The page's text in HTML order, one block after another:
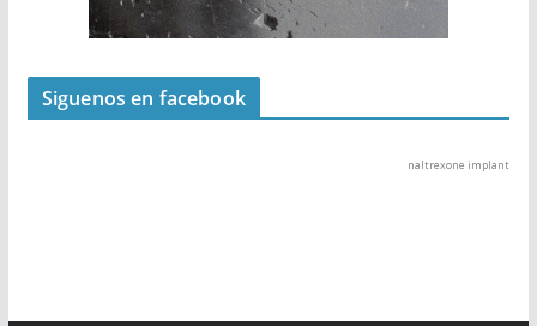
Siguenos en facebook
naltrexone implant